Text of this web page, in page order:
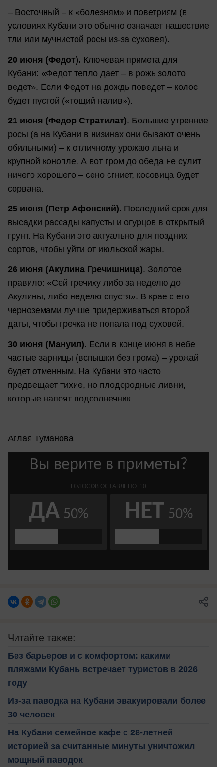
– Восточный – к «болезням» и поветриям (в
условиях Кубани это обычно означает нашествие
тли или мучнистой росы из-за суховея).
20 июня (Федот). Ключевая примета для
Кубани: «Федот тепло дает – в рожь золото
ведет». Если Федот на дождь поведет – колос
будет пустой («тощий налив»).
21 июня (Федор Стратилат). Большие утренние
росы (а на Кубани в низинах они бывают очень
обильными) – к отличному урожаю льна и
крупной конопле. А вот гром до обеда не сулит
ничего хорошего – сено сгниет, косовица будет
сорвана.
25 июня (Петр Афонский). Последний срок для
высадки рассады капусты и огурцов в открытый
грунт. На Кубани это актуально для поздних
сортов, чтобы уйти от июльской жары.
26 июня (Акулина Гречишница). Золотое
правило: «Сей гречиху либо за неделю до
Акулины, либо неделю спустя». В крае с его
черноземами лучше придерживаться второй
даты, чтобы гречка не попала под суховей.
30 июня (Мануил). Если в конце июня в небе
частые зарницы (вспышки без грома) – урожай
будет отменным. На Кубани это часто
предвещает тихие, но плодородные ливни,
которые напоят подсолнечник.
Аглая Туманова
Читайте также:
Без барьеров и с комфортом: какими
пляжами Кубань встречает туристов в 2026
году
Из-за паводка на Кубани эвакуировали более
30 человек
На Кубани семейное кафе с 28-летней
историей за считанные минуты уничтожил
мощный паводок